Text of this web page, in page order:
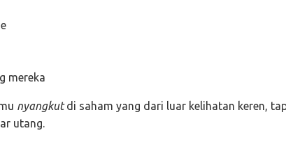
mereka
nyangkutdi saham yang dari luar kelihatan keren,
utang.